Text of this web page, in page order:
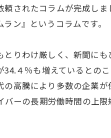
されたコラムが完成しま
ン』というコラムです。
とりわけ厳しく、新聞に
４％も増えているとのこ
高騰により多数の企業が
ーの長期労働時間の上